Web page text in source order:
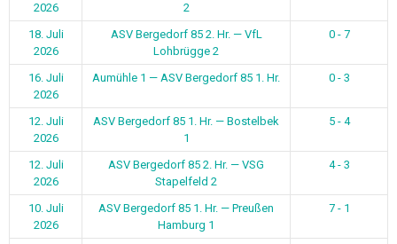
2026
2
18. Juli
2026
ASV Bergedorf 85 2. Hr. — VfL
Lohbrügge 2
0 - 7
16. Juli
2026
Aumühle 1 — ASV Bergedorf 85 1. Hr. 0 - 3
12. Juli
2026
ASV Bergedorf 85 1. Hr. — Bostelbek
1
5 - 4
12. Juli
2026
ASV Bergedorf 85 2. Hr. — VSG
Stapelfeld 2
4 - 3
10. Juli
2026
ASV Bergedorf 85 1. Hr. — Preußen
Hamburg 1
7 - 1